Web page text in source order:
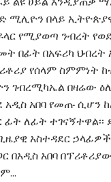
ሚሊዮን በላይ
የሚያወጣ ንብረት
በፊት በአፍሪካ ህብረት
የሰላም ስምምነት
ገብረሚካኤል በዛሬው
አዲስ አበባ የመጡ ሲሆን
ለፊት ተገናኝተዋል፡፡
አስተዳደር
በአዲስ አበባ